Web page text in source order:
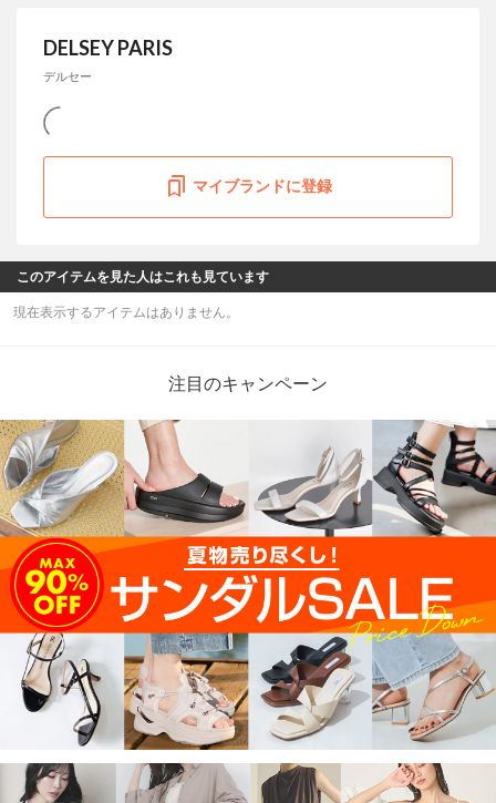
DELSEY PARIS
デルセー
マイブランドに登録
このアイテムを見た人はこれも見ています
現在表示するアイテムはありません。
注目のキャンペーン